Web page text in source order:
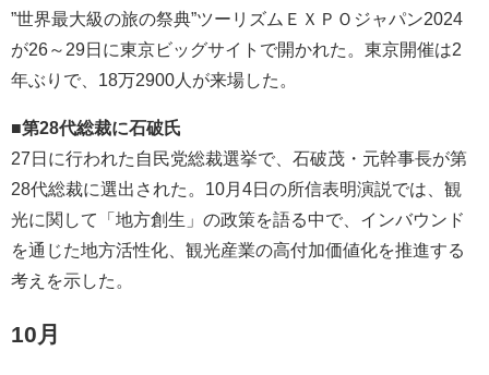
”世界最大級の旅の祭典”ツーリズムＥＸＰＯジャパン2024
が26～29日に東京ビッグサイトで開かれた。東京開催は2
年ぶりで、18万2900人が来場した。
■第28代総裁に石破氏
27日に行われた自民党総裁選挙で、石破茂・元幹事長が第
28代総裁に選出された。10月4日の所信表明演説では、観
光に関して「地方創生」の政策を語る中で、インバウンド
を通じた地方活性化、観光産業の高付加価値化を推進する
考えを示した。
10月